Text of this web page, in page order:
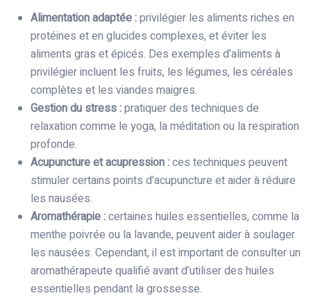
Alimentation adaptée :privilégier les aliments riches en
protéines et en glucides complexes, et éviter les
aliments gras et épicés. Des exemples d’aliments à
privilégier incluent les fruits, les légumes, les céréales
complètes et les viandes maigres.
Gestion du stress :pratiquer des techniques de
relaxation comme le yoga, la méditation ou la respiration
profonde.
Acupuncture et acupression :ces techniques peuvent
stimuler certains points d’acupuncture et aider à réduire
les nausées.
Aromathérapie :certaines huiles essentielles, comme la
menthe poivrée ou la lavande, peuvent aider à soulager
les nausées. Cependant, il est important de consulter un
aromathérapeute qualifié avant d’utiliser des huiles
essentielles pendant la grossesse.